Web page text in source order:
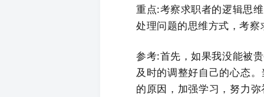
重点:考察求职者的逻辑思
处理问题的思维方式，考
参考:首先，如果我没能被
及时的调整好自己的心态
的原因，加强学习，努力